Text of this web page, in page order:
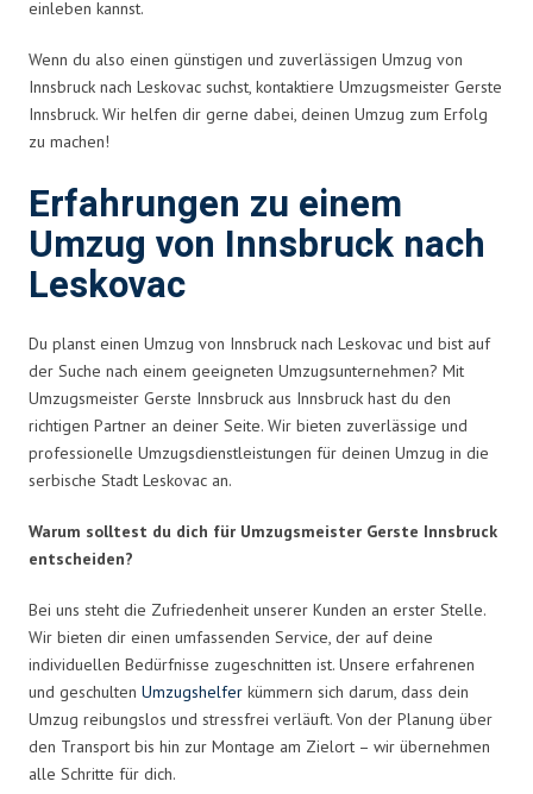
einleben kannst.
Wenn du also einen günstigen und zuverlässigen Umzug von
Innsbruck nach Leskovac suchst, kontaktiere Umzugsmeister Gerste
Innsbruck. Wir helfen dir gerne dabei, deinen Umzug zum Erfolg
zu machen!
Erfahrungen zu einem
Umzug von Innsbruck nach
Leskovac
Du planst einen Umzug von Innsbruck nach Leskovac und bist auf
der Suche nach einem geeigneten Umzugsunternehmen? Mit
Umzugsmeister Gerste Innsbruck aus Innsbruck hast du den
richtigen Partner an deiner Seite. Wir bieten zuverlässige und
professionelle Umzugsdienstleistungen für deinen Umzug in die
serbische Stadt Leskovac an.
Warum solltest du dich für Umzugsmeister Gerste Innsbruck
entscheiden?
Bei uns steht die Zufriedenheit unserer Kunden an erster Stelle.
Wir bieten dir einen umfassenden Service, der auf deine
individuellen Bedürfnisse zugeschnitten ist. Unsere erfahrenen
und geschulten Umzugshelfer kümmern sich darum, dass dein
Umzug reibungslos und stressfrei verläuft. Von der Planung über
den Transport bis hin zur Montage am Zielort – wir übernehmen
alle Schritte für dich.